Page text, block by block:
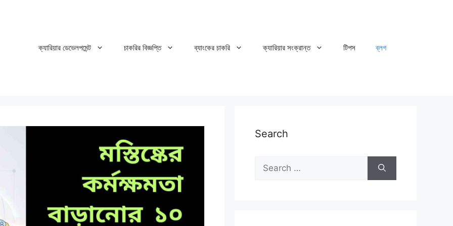
ক্যারিয়ার ডেভেলপমেন্ট চাকরির বিজ্ঞপ্তি ব্যাংকের চাকরি ক্যারিয়ার সংক্রান্ত টিপস ব্লগ
Search
Search
for: